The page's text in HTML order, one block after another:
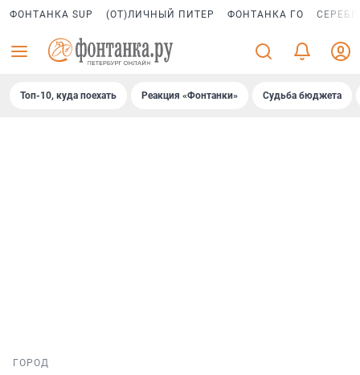
ФОНТАНКА SUP (ОТ)ЛИЧНЫЙ ПИТЕР ФОНТАНКА ГО
Топ-10, куда поехать Реакция «Фонтанки» Судьба бюджета
ГОРОД